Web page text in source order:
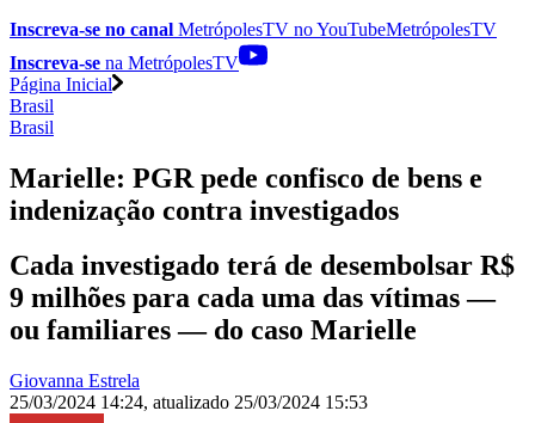
Inscreva-se no canal MetrópolesTV noYouTubeMetrópolesTV
Inscreva-se na MetrópolesTV
Página Inicial
Brasil
Brasil
Marielle: PGR pede confisco de bens e
indenização contra investigados
Cada investigado terá de desembolsar R$
9 milhões para cada uma das vítimas —
ou familiares — do caso Marielle
Giovanna Estrela
25/03/2024 14:24, atualizado 25/03/2024 15:53